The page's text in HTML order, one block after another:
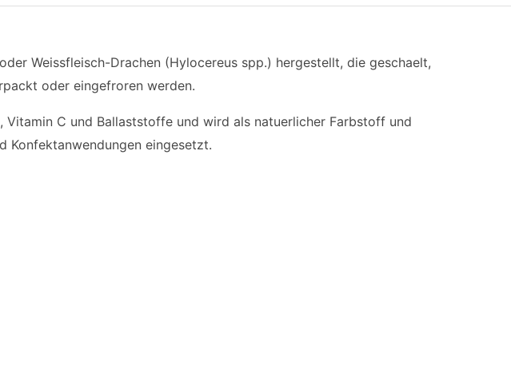
Weissfleisch-Drachen (Hylocereus spp.) hergestellt, die geschaelt,
oder eingefroren werden.
C und Ballaststoffe und wird als natuerlicher Farbstoff und
eingesetzt.